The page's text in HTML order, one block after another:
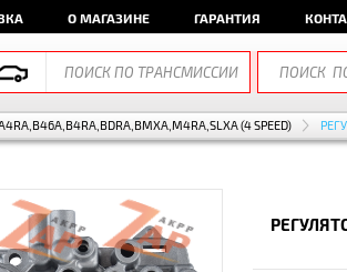
О МАГАЗИНЕ ГАРАНТИЯ
(4 SPEED)